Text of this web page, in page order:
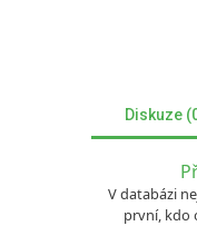
Diskuze
V databázi
první, kdo